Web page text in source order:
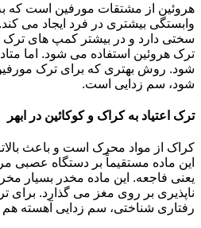
هروئین از مشتقات مورفین است که
وابستگی بیشتری در فرد ایجاد می
سختی دارد و در بیشتر کمپ های ترک
ترک هروئین استفاده می شود. اما
شود. روش بهتری که برای ترک
شود، سم زدایی است.
ترک اعتیاد به کراک و کوکائین در ابهر
کراک از مواد محرک است و باعث
این ماده مستقیماً بر دستگاه عصبی
یعنی فاجعه. این ماده مخدر بسیار
ناپذیری بر روی مغز می گذارد. برای
رفتاری شناختی، سم زدایی آهسته هم